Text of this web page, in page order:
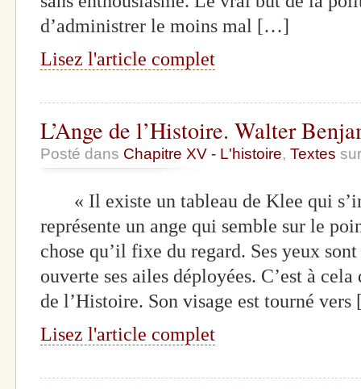
d’administrer le moins mal […]
Lisez l'article complet
L’Ange de l’Histoire. Walter
Posté dans Chapitre XV - L'histoire, Textes
« Il existe un tableau de Klee qui
représente un ange qui semble sur le
chose qu’il fixe du regard. Ses yeux
ouverte ses ailes déployées. C’est à
de l’Histoire. Son visage est tourné
Lisez l'article complet